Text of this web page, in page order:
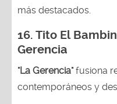
más destacados.
16. Tito El
Gerencia
"La Gerencia"fusiona
contemporáneos y